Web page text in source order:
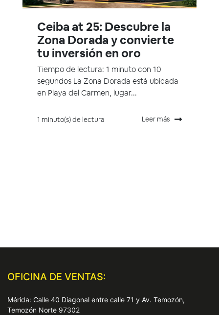
Ceiba at 25: Descubre la
Zona Dorada y convierte
tu inversión en oro
Tiempo de lectura: 1 minuto con 10
segundos La Zona Dorada está ubicada
en Playa del Carmen, lugar...
1 minuto(s) de lectura Leer más
OFICINA DE VENTAS:
Mérida: Calle 40 Diagonal entre calle 71 y Av. Temozón,
Temozón Norte 97302